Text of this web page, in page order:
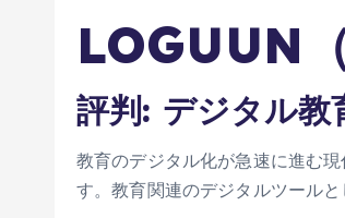
LOGUUN
評判: デジタル教
教育のデジタル化が急速に進む
す。教育関連のデジタルツールと